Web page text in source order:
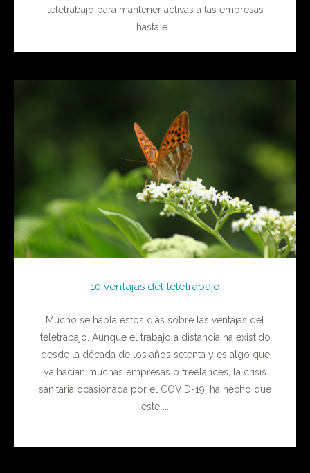
teletrabajo para mantener activas a las empresas
hasta e...
10 ventajas del teletrabajo
Mucho se habla estos días sobre las ventajas del
teletrabajo. Aunque el trabajo a distancia ha existido
desde la década de los años setenta y es algo que
ya hacían muchas empresas o freelances, la crisis
sanitaria ocasionada por el COVID-19, ha hecho que
este ...